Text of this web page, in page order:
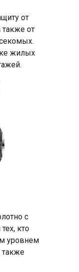
с
кто
уровнем
также
от
от
жилых